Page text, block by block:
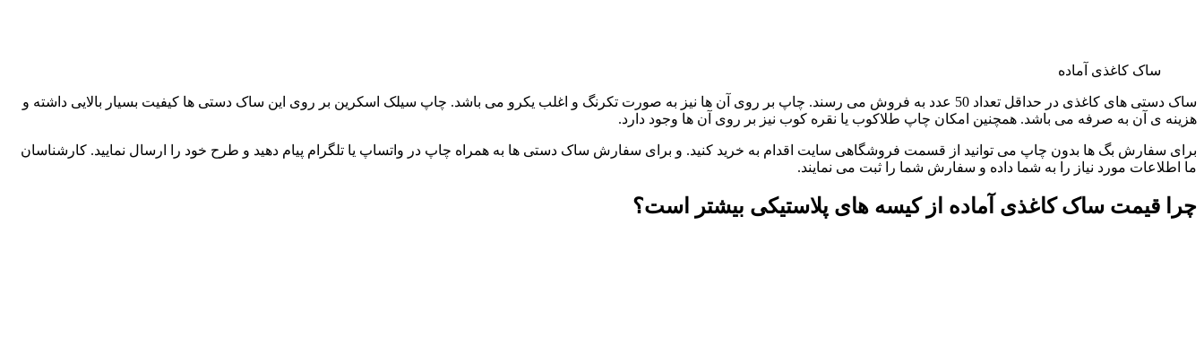
ساک کاغذی آماده
ساک دستی های کاغذی در حداقل تعداد 50 عدد به فروش می رسند. چاپ بر روی آن ها نیز به صورت تکرنگ و اغلب یکرو می باشد. چاپ سیلک اسکرین بر روی این ساک دستی ها کیفیت بسیار بالایی داشته و
هزینه ی آن به صرفه می باشد. همچنین امکان چاپ طلاکوب یا نقره کوب نیز بر روی آن ها وجود دارد.
برای سفارش بگ ها بدون چاپ می توانید از قسمت فروشگاهی سایت اقدام به خرید کنید. و برای سفارش ساک دستی ها به همراه چاپ در واتساپ یا تلگرام پیام دهید و طرح خود را ارسال نمایید. کارشناسان
ما اطلاعات مورد نیاز را به شما داده و سفارش شما را ثبت می نمایند.
چرا قیمت ساک کاغذی آماده از کیسه های پلاستیکی بیشتر است؟